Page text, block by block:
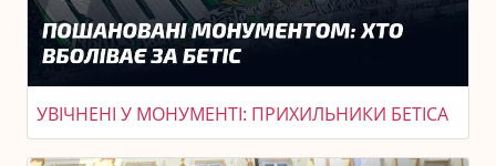
УВІЧНЕНІ У МОНУМЕНТІ: ПРИХИЛЬНИКИ БЕТІСА